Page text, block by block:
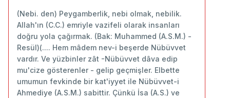
(Nebi. den) Peygamberlik, nebi olmak, nebilik.
Allah'ın (C.C.) emriyle vazifeli olarak insanları
doğru yola çağırmak. (Bak: Muhammed (A.S.M.) -
Resül)(.... Hem mâdem nev-i beşerde Nübüvvet
vardır. Ve yüzbinler zât -Nübüvvet dâva edip
mu'cize gösterenler - gelip geçmişler. Elbette
umumun fevkinde bir kat'iyyet ile Nübüvvet-i
Ahmediye (A.S.M.) sabittir. Çünkü İsa (A.S.) ve